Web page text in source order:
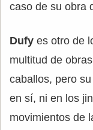
caso de su obra
Dufy es otro de
multitud de
caballos, pero
en sí, ni en los
movimientos de